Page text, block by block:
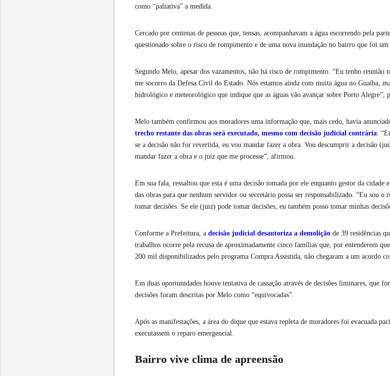
como “paliativa” a medida.
Cercado por centenas de pessoas que, tensas, acompanhavam a água escorrendo pela
questionado sobre o risco de rompimento e de uma nova inundação no bairro que foi um
Segundo Melo, apesar dos vazamentos, não há risco de rompimento. “Eu tenho reunião
me socorro da Defesa Civil do Estado. Nós estamos ainda com muita água no Guaíba,
hidrológico e meteorológico que indique que as águas vão avançar sobre Porto Alegre”,
Melo também confirmou aos moradores uma informação que, mais cedo, havia
trecho restante das obras será executado, mesmo com decisão judicial contrária .
se a decisão não for revertida, eu vou mandar fazer a obra. Vou descumprir a decisão
mandar fazer a obra e o juiz que me processe”, afirmou.
Em sua fala, ressaltou que esta é uma decisão tomada por ele enquanto gestor da cidade
das obras para que nenhum servidor ou secretário possa ser responsabilizado. “Eu sou o
tomar decisões. Se ele (juiz) pode tomar decisões, eu também posso tomar minhas
Conforme a Prefeitura, a decisão judicial desautoriza a demolição de 39 residências
trabalhos ocorre pela recusa de aproximadamente cinco famílias que, por entenderem
200 mil disponibilizados pelo programa Compra Assistida, não chegaram a um acordo
Em duas oportunidades houve tentativa de cassação através de decisões liminares, que
decisões foram descritas por Melo como “equivocadas”.
Após as manifestações, a área do dique que estava repleta de moradores foi evacuada
executassem o reparo emergencial.
Bairro vive clima de apreensão